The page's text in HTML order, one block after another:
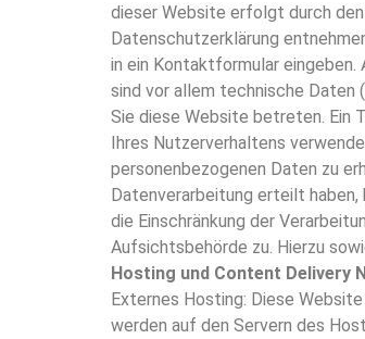
dieser Website erfolgt durch
Datenschutzerklärung
in ein Kontaktformular
sind vor allem technische
Sie diese Website betreten. Ein
Ihres Nutzerverhaltens
personenbezogenen Daten zu
Datenverarbeitung erteilt
die Einschränkung der
Aufsichtsbehörde zu. Hierzu
Hosting und Content Delivery
Externes Hosting: Diese
werden auf den Servern des